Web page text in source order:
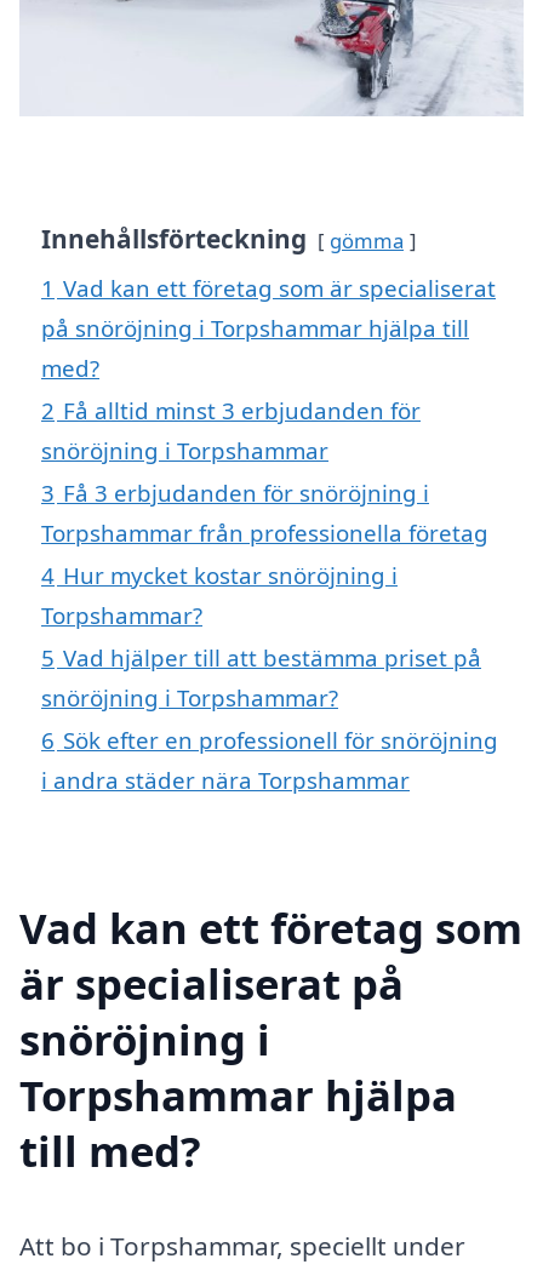
Innehållsförteckning gömma
1 Vad kan ett företag som är specialiserat
på snöröjning i Torpshammar hjälpa till
med?
2 Få alltid minst 3 erbjudanden för
snöröjning i Torpshammar
3 Få 3 erbjudanden för snöröjning i
Torpshammar från professionella företag
4 Hur mycket kostar snöröjning i
Torpshammar?
5 Vad hjälper till att bestämma priset på
snöröjning i Torpshammar?
6 Sök efter en professionell för snöröjning
i andra städer nära Torpshammar
Vad kan ett företag som
är specialiserat på
snöröjning i
Torpshammar hjälpa
till med?
Att bo i Torpshammar, speciellt under